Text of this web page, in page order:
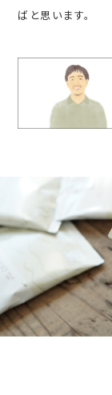
ばと思います。